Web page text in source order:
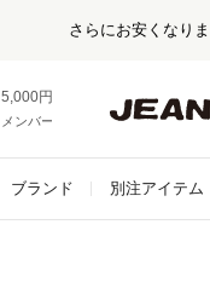
セール
5,000円以上お買い上げで送料
メンバー登録でお得な情報をゲッ
ブランド 別注アイテム